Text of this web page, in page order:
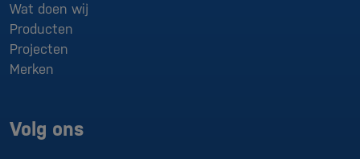
Wat doen wij
Producten
Projecten
Merken
Volg ons